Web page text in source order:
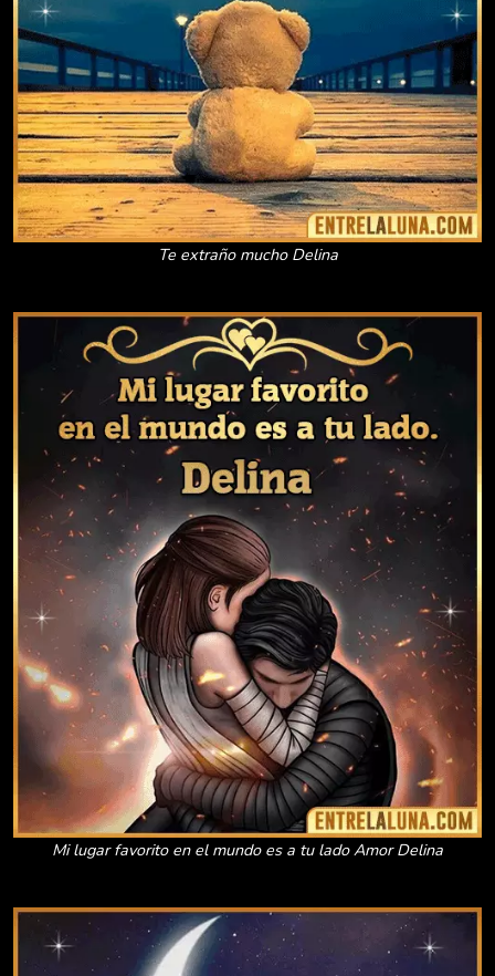
Te extraño mucho Delina
Mi lugar favorito en el mundo es a tu lado Amor Delina